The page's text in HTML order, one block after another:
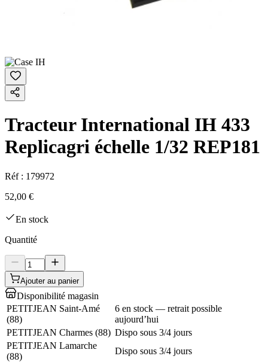
Tracteur International IH 433
Replicagri échelle 1/32 REP181
Réf : 179972
52,00 €
En stock
Quantité
Ajouter au panier
Disponibilité magasin
PETITJEAN Saint-Amé
(88)
6 en stock — retrait possible
aujourd’hui
PETITJEAN Charmes (88) Dispo sous 3/4 jours
PETITJEAN Lamarche
(88)
Dispo sous 3/4 jours